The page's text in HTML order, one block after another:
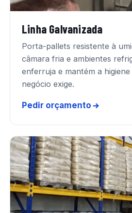
Linha Galvanizada
Porta-pallets resistente à
câmara fria e ambientes
enferruja e mantém a
negócio exige.
Pedir orçamento